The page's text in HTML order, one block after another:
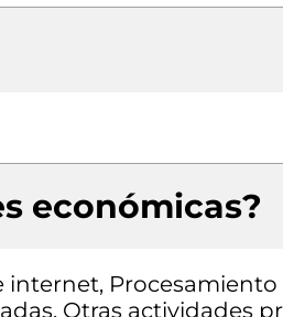
económicas?
internet,
Otras actividades